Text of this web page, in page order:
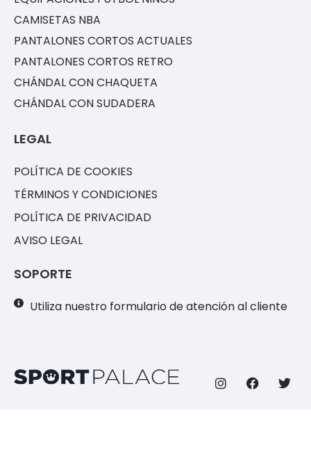
CAMISETAS NBA
PANTALONES CORTOS ACTUALES
PANTALONES CORTOS RETRO
CHÁNDAL CON CHAQUETA
CHÁNDAL CON SUDADERA
LEGAL
POLÍTICA DE COOKIES
TÉRMINOS Y CONDICIONES
POLÍTICA DE PRIVACIDAD
AVISO LEGAL
SOPORTE
Utiliza nuestro formulario de atención al cliente